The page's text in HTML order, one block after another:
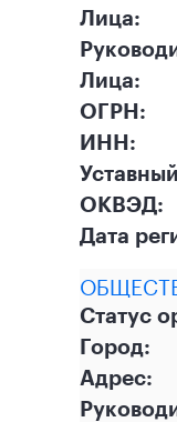
Лица:
Лица:
ОГРН:
ИНН:
ОКВЭД:
Дата
Статус
Город:
Адрес: